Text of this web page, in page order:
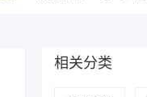
相关分类